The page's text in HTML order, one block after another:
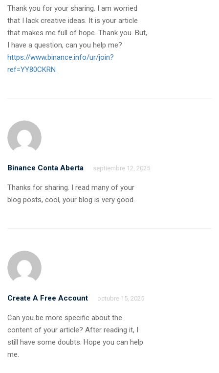
Thank you for your sharing. I am worried
that I lack creative ideas. It is your article
that makes me full of hope. Thank you. But,
I have a question, can you help me?
https://www.binance.info/ur/join?
ref=YY80CKRN
Binance Conta Aberta septiembre 12, 2025
Thanks for sharing. I read many of your
blog posts, cool, your blog is very good.
Create A Free Account octubre 15, 2025
Can you be more specific about the
content of your article? After reading it, I
still have some doubts. Hope you can help
me.